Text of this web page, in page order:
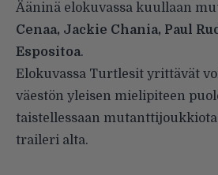
Ääninä elokuvassa kuullaan
Cenaa, Jackie Chania, Paul
Espositoa.
Elokuvassa Turtlesit yrittävät
väestön yleisen mielipiteen
taistellessaan mutanttijoukkiota
traileri alta.